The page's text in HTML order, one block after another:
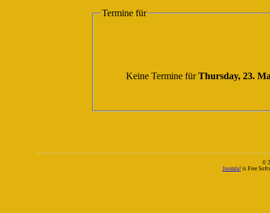
Termine für
Keine Termine fürThursday, 23.
©
Joomla! is Free